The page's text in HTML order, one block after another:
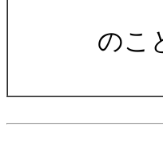
のこ